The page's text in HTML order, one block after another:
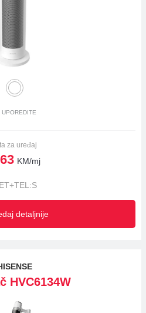
UPOREDITE
za uređaj
KM/mj
detaljnije
HVC6134W